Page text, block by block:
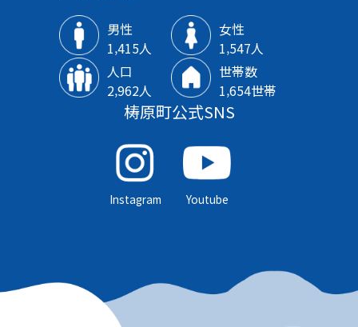
男性
1‚415人
女性
1‚547人
人口
2‚962人
世帯数
1‚654世帯
梼原町公式SNS
Instagram Youtube